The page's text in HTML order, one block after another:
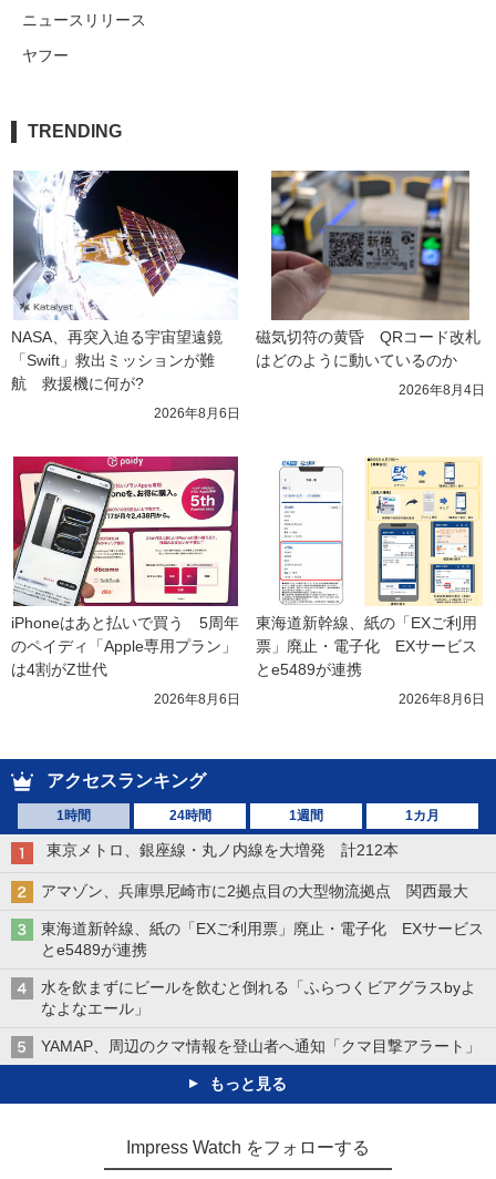
ニュースリリース
ヤフー
TRENDING
NASA、再突入迫る宇宙望遠鏡
「Swift」救出ミッションが難
航　救援機に何が?
2026年8月6日
磁気切符の黄昏　QRコード改札
はどのように動いているのか
2026年8月4日
iPhoneはあと払いで買う　5周年
のペイディ「Apple専用プラン」
は4割がZ世代
2026年8月6日
東海道新幹線、紙の「EXご利用
票」廃止・電子化　EXサービス
とe5489が連携
2026年8月6日
アクセスランキング
1時間 24時間 1週間 1カ月
東京メトロ、銀座線・丸ノ内線を大増発 計212本
アマゾン、兵庫県尼崎市に2拠点目の大型物流拠点 関西最大
東海道新幹線、紙の「EXご利用票」廃止・電子化 EXサービス
とe5489が連携
水を飲まずにビールを飲むと倒れる「ふらつくビアグラスbyよ
なよなエール」
YAMAP、周辺のクマ情報を登山者へ通知「クマ目撃アラート」
もっと見る
Impress Watch をフォローする